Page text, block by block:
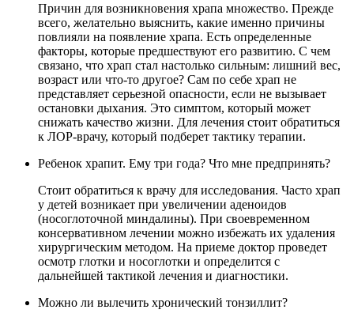
Причин для возникновения храпа множество. Прежде
всего, желательно выяснить, какие именно причины
повлияли на появление храпа. Есть определенные
факторы, которые предшествуют его развитию. С чем
связано, что храп стал настолько сильным: лишний вес,
возраст или что-то другое? Сам по себе храп не
представляет серьезной опасности, если не вызывает
остановки дыхания. Это симптом, который может
снижать качество жизни. Для лечения стоит обратиться
к ЛОР-врачу, который подберет тактику терапии.
Ребенок храпит. Ему три года? Что мне предпринять?
Стоит обратиться к врачу для исследования. Часто храп
у детей возникает при увеличении аденоидов
(носоглоточной миндалины). При своевременном
консервативном лечении можно избежать их удаления
хирургическим методом. На приеме доктор проведет
осмотр глотки и носоглотки и определится с
дальнейшей тактикой лечения и диагностики.
Можно ли вылечить хронический тонзиллит?